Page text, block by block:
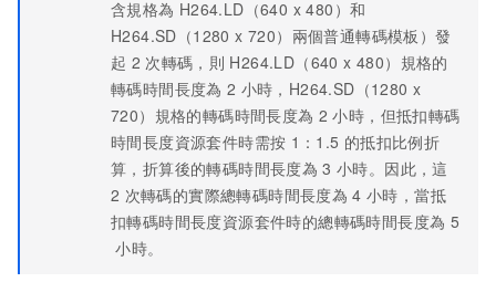
含規格為 H264.LD（640 x 480）和
H264.SD（1280 x 720）兩個普通轉碼模板）發
起 2 次轉碼，則 H264.LD（640 x 480）規格的
轉碼時間長度為 2 小時，H264.SD（1280 x
720）規格的轉碼時間長度為 2 小時，但抵扣轉碼
時間長度資源套件時需按 1：1.5 的抵扣比例折
算，折算後的轉碼時間長度為 3 小時。因此，這
2 次轉碼的實際總轉碼時間長度為 4 小時，當抵
扣轉碼時間長度資源套件時的總轉碼時間長度為 5
小時。